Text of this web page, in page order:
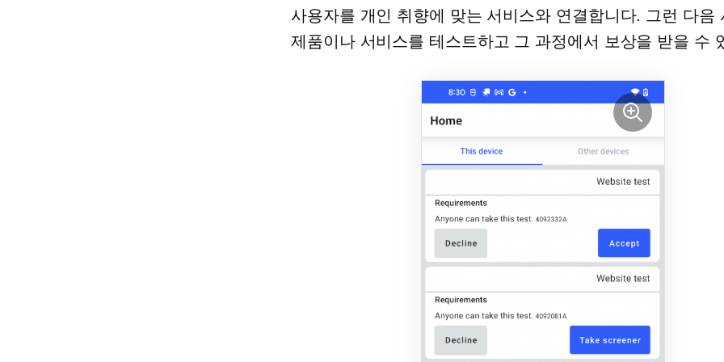
사용자를 개인 취향에 맞는 서비스와 연결합니다. 그런 다음
제품이나 서비스를 테스트하고 그 과정에서 보상을 받을 수